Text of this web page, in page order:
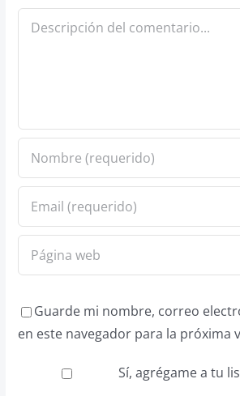
Comentario
Guarde mi nombre, correo
en este navegador para la próxima
Sí, agrégame a tu